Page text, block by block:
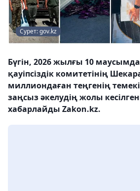
Сурет: gov.kz
Бүгін, 2026 жылғы 10
қауіпсіздік комитетінің
миллиондаған теңгенің
заңсыз әкелудің жолы
хабарлайды Zakon.kz.